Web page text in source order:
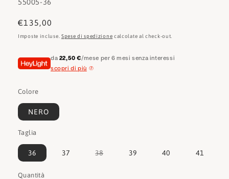
Prezzo
di
€135,00
Imposte incluse. Spese di spedizione calcolate al check-out.
da 22,50 €/mese per 6 mesi senza interessi
scopri di più
Colore
NERO
Taglia
36 37 38Variante
39 40 41
Quantità
Quantità